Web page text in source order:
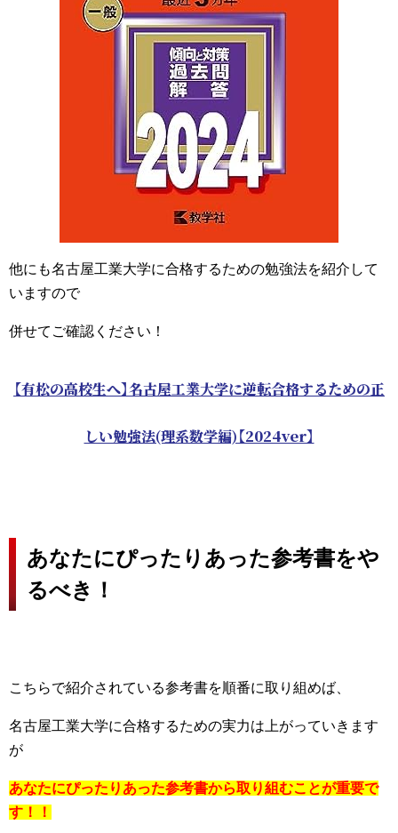
他にも名古屋工業大学に合格するための勉強法を紹介して
いますので
併せてご確認ください！
【有松の高校生へ】名古屋工業大学に逆転合格するための正
しい勉強法(理系数学編)【2024ver】
あなたにぴったりあった参考書をや
るべき！
こちらで紹介されている参考書を順番に取り組めば、
名古屋工業大学に合格するための実力は上がっていきます
が
あなたにぴったりあった参考書から取り組むことが重要で
す！！